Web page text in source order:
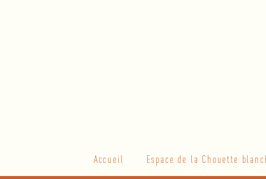
Navigation
Accueil Espace de la Chouette